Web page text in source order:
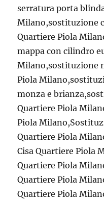
serratura porta
Milano,sostituzione
Quartiere Piola
mappa con cilindro
Milano,sostituzione
Piola
monza e
Quartiere Piola
Piola
Quartiere Piola
Cisa Quartiere Piola
Quartiere Piola
Quartiere Piola
Quartiere Piola